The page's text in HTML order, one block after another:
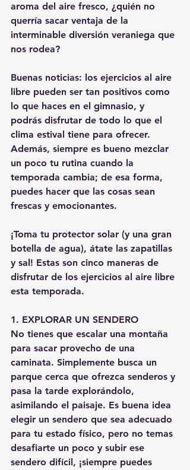
aroma del aire fresco, ¿quién no
querría sacar ventaja de la
interminable diversión veraniega que
nos rodea?
Buenas noticias: los ejercicios al aire
libre pueden ser tan positivos como
lo que haces en el gimnasio, y
podrás disfrutar de todo lo que el
clima estival tiene para ofrecer.
Además, siempre es bueno mezclar
un poco tu rutina cuando la
temporada cambia; de esa forma,
puedes hacer que las cosas sean
frescas y emocionantes.
¡Toma tu protector solar (y una gran
botella de agua), átate las zapatillas
y sal! Estas son cinco maneras de
disfrutar de los ejercicios al aire libre
esta temporada.
1. EXPLORAR UN SENDERO
No tienes que escalar una montaña
para sacar provecho de una
caminata. Simplemente busca un
parque cerca que ofrezca senderos y
pasa la tarde explorándolo,
asimilando el paisaje. Es buena idea
elegir un sendero que sea adecuado
para tu estado físico, pero no temas
desafiarte un poco y subir ese
sendero difícil, ¡siempre puedes